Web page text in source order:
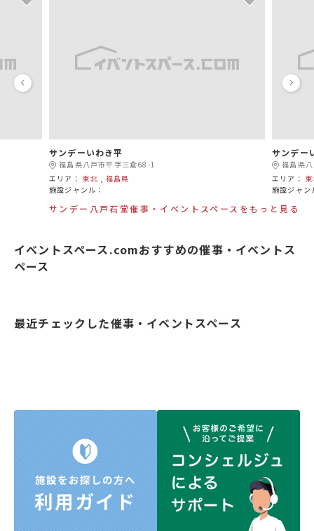
サンデーいわき平
福島県八戸市平字三倉68-1
エリア： 東北 ,福島県
施設ジャンル：
サンデー
福島県
エリア：
施設ジャン
サンデー八戸石堂催事・イベントスペースをもっと見る
イベントスペース.comおすすめの催事・イベントス
ペース
最近チェックした催事・イベントスペース